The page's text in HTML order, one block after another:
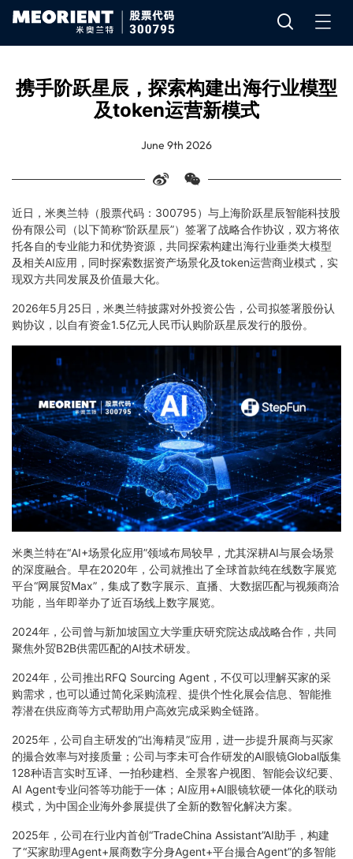
携手阶跃星辰，探索构建出海行业模型
及token运营新模式
June 9th 2026
近日，米奥兰特（股票代码：300795）与上海阶跃星辰智能科技股
份有限公司（以下简称“阶跃星辰”）签署了战略合作协议，双方将依
托各自的专业能力和优势资源，共同探索构建出海行业垂类大模型
及相关AI应用，同时探索数据资产场景化及token运营商业模式，实
现双方共同发展及价值最大化。
2026年5月25日，米奥兰特披露对外投资公告，公司拟签署股份认
购协议，以自有资金1.5亿元人民币认购阶跃星辰发行的股份。
米奥兰特在“AI+场景化应用”领域布局较早，尤其深耕AI与展会场景
的深度融合。早在2020年，公司就推出了全球首款纯在线数字展览
平台“网展贸Max”，集成了数字展示、直播、大数据匹配与视频商洽
功能，当年即举办了近百场线上数字展览。
2024年，公司曾与新加坡国立大学重庆研究院达成战略合作，共同
聚焦外贸B2B供需匹配的AI技术研发。
2024年，公司推出RFQ Sourcing Agent，不仅可以理解买家的采
购需求，也可以通过简化采购流程、提供个性化展会信息、智能推
荐潜在供应商等方式帮助用户高效完成采购全链路。
2025年，公司自主研发的“出海精灵”应用，进一步提升展商与买家
的撮合效率与对接质量；公司与李未可合作研发的AI眼镜Global版集
128种语言实时互译、一拍秒建档、全景客户视图、智能会议纪要、
AI Agent专业问答等功能于一体；AI应用+AI眼镜软硬一体化的联动
模式，为中国企业海外参展提供了全新的数智化解决方案。
2025年，公司在行业内首创“TradeChina Assistant”AI助手，构建
了“买家助理Agent+展商数字分身Agent+平台撮合Agent”的多智能